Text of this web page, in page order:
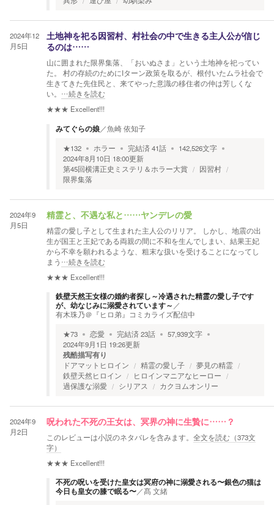
2024年12
月5日
土地神を祀る因習村、村社会の中で生きる主人公が信じ
るのは……
山に囲まれた限界集落、「おいぬさま」という土地神を祀ってい
た。 村の存続のためにIターン政策を取るが、根付いたムラ社会で
生きてきた先住民と、来てやった意識の移住者の仲は芳しくな
い。 …続きを読む
★★★ Excellent!!!
みてぐらの娘／魚崎 依知子
★132 ホラー 完結済41話 142,526文字
2024年8月10日 18:00更新
第45回横溝正史ミステリ＆ホラー大賞
因習村
限界集落
2024年9
月5日
精霊と、不遇な私と……ヤンデレの愛
精霊の愛し子として生まれた主人公のリリア。 しかし、地震の出
生が国王と王妃である両親の間に不和を生んでしまい、結果王妃
から不幸を願われるような、粗末な扱いを受けることになってし
まう …続きを読む
★★★ Excellent!!!
鉄壁天然王女様の婚約者探し～冷遇された精霊の愛し子です
が、幼なじみに溺愛されています～ ／
有木珠乃＠『ヒロ弟』コミカライズ配信中
★73 恋愛 完結済23話 57,939文字
2024年9月1日 19:26更新
残酷描写有り
ドアマットヒロイン 精霊の愛し子
夢見の精霊
鉄壁天然ヒロイン
ヒロインマニアなヒーロー
過保護な溺愛
シリアス カクヨムオンリー
2024年9
月2日
呪われた不死の王女は、冥界の神に生贄に……？
このレビューは小説のネタバレを含みます。 全文を読む（373文
字）
★★★ Excellent!!!
不死の呪いを受けた皇女は冥府の神に溺愛される〜銀色の猫は
今日も皇女の膝で眠る〜／髙 文緒